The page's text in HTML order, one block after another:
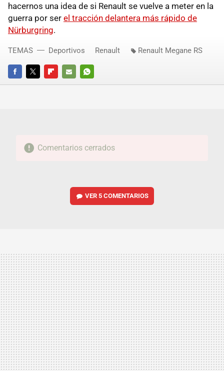
hacernos una idea de si Renault se vuelve a meter en la
guerra por ser el tracción delantera más rápido de
Nürburgring.
FACEBOOKTWITTERFLIPBOARD
E-
WHATSAPP
TEMAS Deportivos Renault Renault Megane RS
Comentarios cerrados
VER5 COMENTARIOS